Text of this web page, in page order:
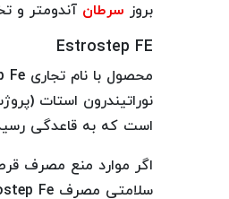
بروز سرطان آندومتر و
Estrostep FE
است که به قاعدگی